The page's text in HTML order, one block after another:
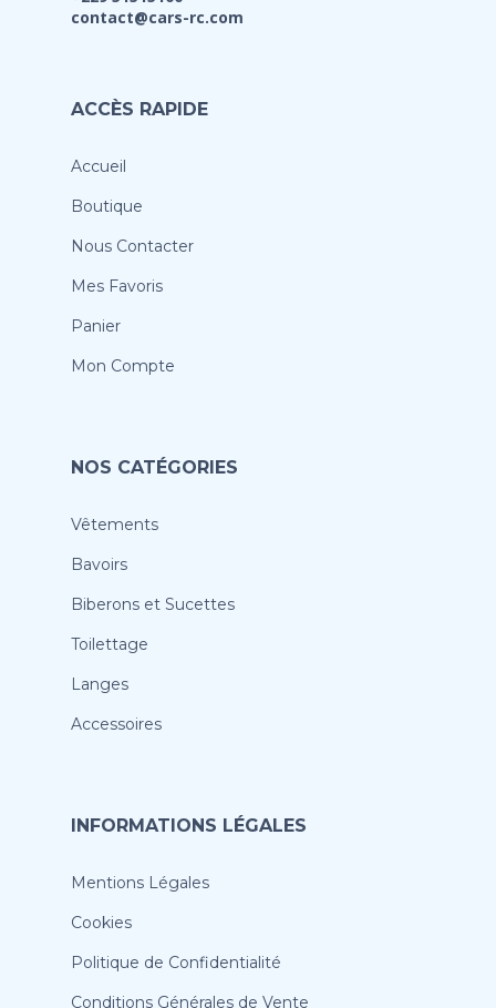
contact@cars-rc.com
ACCÈS RAPIDE
Accueil
Boutique
Nous Contacter
Mes Favoris
Panier
Mon Compte
NOS CATÉGORIES
Vêtements
Bavoirs
Biberons et Sucettes
Toilettage
Langes
Accessoires
INFORMATIONS LÉGALES
Mentions Légales
Cookies
Politique de Confidentialité
Conditions Générales de Vente